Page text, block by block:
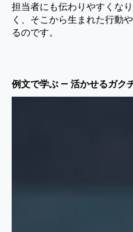
担当者にも伝わりやすくな
く、そこから生まれた行動
るのです。
例文で学ぶ — 活かせるガク